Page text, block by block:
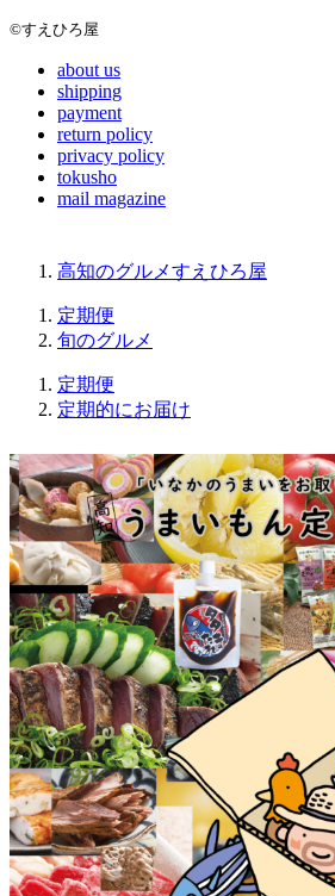
©すえひろ屋
about us
shipping
payment
return policy
privacy policy
tokusho
mail magazine
高知のグルメすえひろ屋
定期便
旬のグルメ
定期便
定期的にお届け